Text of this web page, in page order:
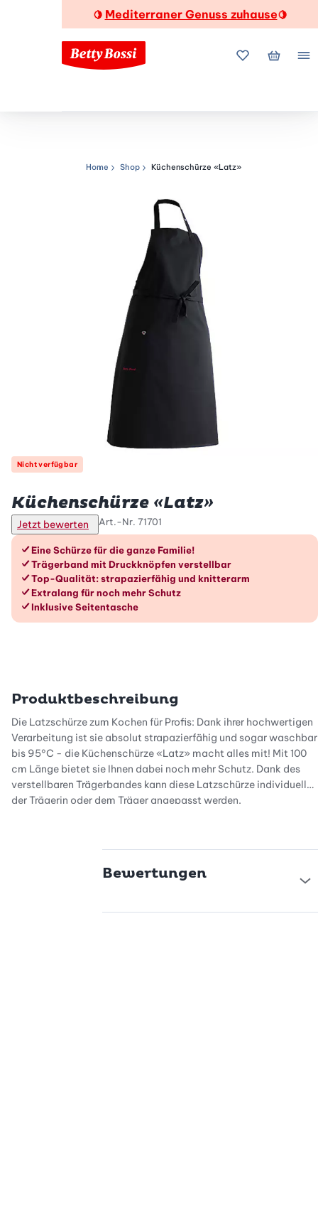
🍋 Mediterraner Genuss zuhause🍋
MeineMein
Navigationspfad
Home Shop Küchenschürze «Latz»
Nicht verfügbar
Küchenschürze «Latz»
Jetzt bewerten Art.-Nr. 71701
Die Vorteile im Überblick
Eine Schürze für die ganze Familie!
Trägerband mit Druckknöpfen verstellbar
Top-Qualität: strapazierfähig und knitterarm
Extralang für noch mehr Schutz
Inklusive Seitentasche
Produktbeschreibung
Die Latzschürze zum Kochen für Profis: Dank ihrer hochwertigen
Verarbeitung ist sie absolut strapazierfähig und sogar waschbar
bis 95°C - die Küchenschürze «Latz» macht alles mit! Mit 100
cm Länge bietet sie Ihnen dabei noch mehr Schutz. Dank des
verstellbaren Trägerbandes kann diese Latzschürze individuell
der Trägerin oder dem Träger angepasst werden.
machen Sie eine gute Figur in Ihrer Küche. Die Küchenschürze
Bewertungen